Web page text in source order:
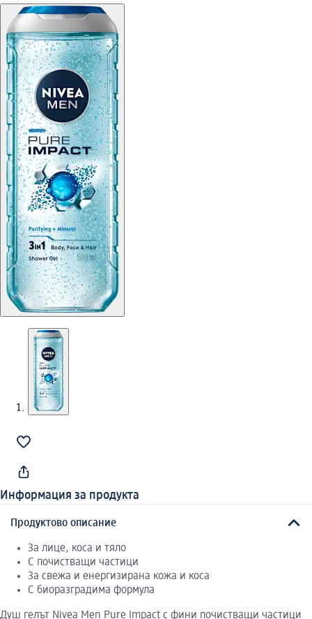
Информация за продукта
Продуктово описание
За лице, коса и тяло
С почистващи частици
За свежа и енергизирана кожа и коса
С биоразградима формула
Душ гелът Nivea Men Pure Impact с фини почистващи частици